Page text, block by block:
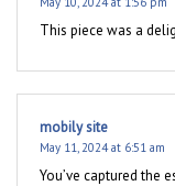
This piece was a
mobily site
May 11, 2024 at 6:51 am
You’ve captured the